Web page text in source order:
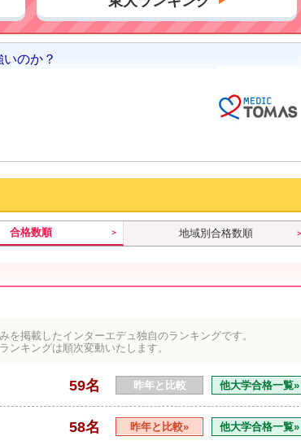
合格数順 地域別合格数順
掲載したインターエデュ独自のランキングです。
ンキングは順次変動いたします。
59名 昨年と比較 他大学合格一覧»
58名 昨年と比較» 他大学合格一覧»